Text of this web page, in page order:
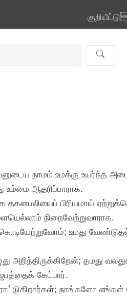
நாமம் உமக்கு உயர்ந்த
உம்மை ஆதரிப்பாராக.
பிரியமாய்
நிறைவேற்றுவாராக.
கொடியேற்றுவோம்; உமது
தமது
கேட்பார்.
நாங்களோ